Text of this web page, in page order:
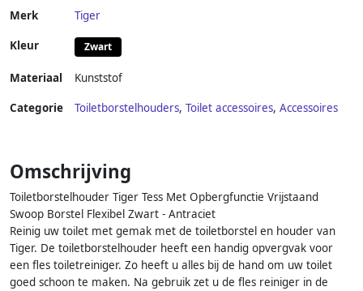
Merk Tiger
Kleur Zwart
Materiaal Kunststof
Categorie Toiletborstelhouders, Toilet accessoires, Accessoires
Omschrijving
Toiletborstelhouder Tiger Tess Met Opbergfunctie Vrijstaand
Swoop Borstel Flexibel Zwart - Antraciet
Reinig uw toilet met gemak met de toiletborstel en houder van
Tiger. De toiletborstelhouder heeft een handig opvergvak voor
een fles toiletreiniger. Zo heeft u alles bij de hand om uw toilet
goed schoon te maken. Na gebruik zet u de fles reiniger in de